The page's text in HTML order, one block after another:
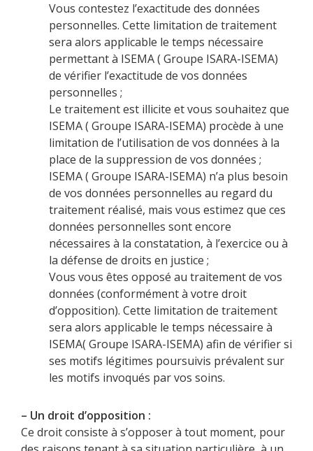
Vous contestez l’exactitude des données
personnelles. Cette limitation de traitement
sera alors applicable le temps nécessaire
permettant à ISEMA ( Groupe ISARA-ISEMA)
de vérifier l’exactitude de vos données
personnelles ;
Le traitement est illicite et vous souhaitez que
ISEMA ( Groupe ISARA-ISEMA) procède à une
limitation de l’utilisation de vos données à la
place de la suppression de vos données ;
ISEMA ( Groupe ISARA-ISEMA) n’a plus besoin
de vos données personnelles au regard du
traitement réalisé, mais vous estimez que ces
données personnelles sont encore
nécessaires à la constatation, à l’exercice ou à
la défense de droits en justice ;
Vous vous êtes opposé au traitement de vos
données (conformément à votre droit
d’opposition). Cette limitation de traitement
sera alors applicable le temps nécessaire à
ISEMA( Groupe ISARA-ISEMA) afin de vérifier si
ses motifs légitimes poursuivis prévalent sur
les motifs invoqués par vos soins.
– Un droit d’opposition :
Ce droit consiste à s’opposer à tout moment, pour